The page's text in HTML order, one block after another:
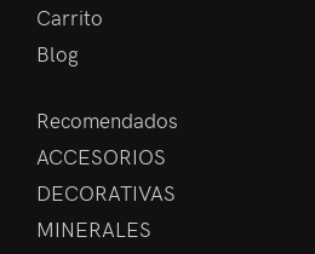
Carrito
Blog
Recomendados
ACCESORIOS
DECORATIVAS
MINERALES